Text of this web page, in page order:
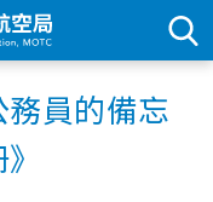
員的備忘